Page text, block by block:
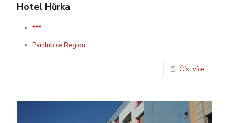
Hotel Hůrka
***
Pardubice Region
Číst více